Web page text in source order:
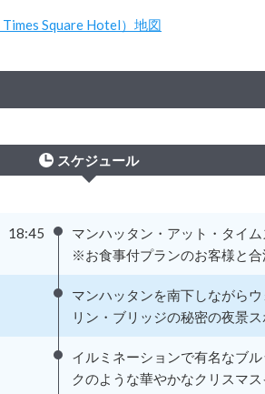
Square Hotel）地図
スケジュール
18:45
マンハッタン・アット・タイ
※お食事付プランのお客様と
マンハッタンを南下しながら
リン・ブリッジの秘密の夜景
イルミネーションで有名なブ
クのような華やかなクリスマ